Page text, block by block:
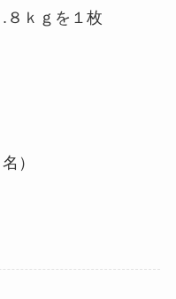
８ｋｇを１枚
）